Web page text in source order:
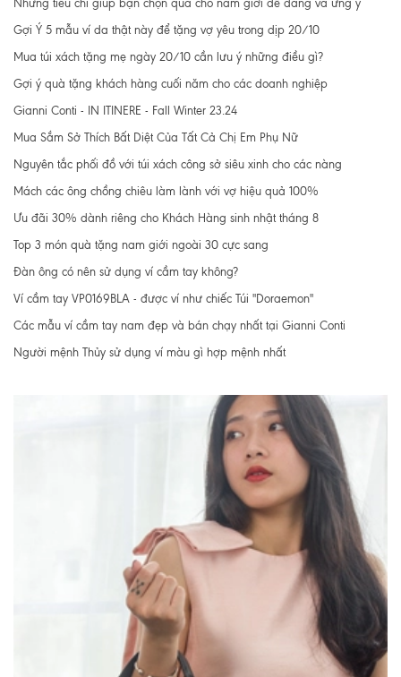
Những tiêu chí giúp bạn chọn quà cho nam giới dễ dàng và ưng ý
Gợi Ý 5 mẫu ví da thật này để tặng vợ yêu trong dịp 20/10
Mua túi xách tặng mẹ ngày 20/10 cần lưu ý những điều gì?
Gợi ý quà tặng khách hàng cuối năm cho các doanh nghiệp
Gianni Conti - IN ITINERE - Fall Winter 23.24
Mua Sắm Sở Thích Bất Diệt Của Tất Cả Chị Em Phụ Nữ
Nguyên tắc phối đồ với túi xách công sở siêu xinh cho các nàng
Mách các ông chồng chiêu làm lành với vợ hiệu quả 100%
Ưu đãi 30% dành riêng cho Khách Hàng sinh nhật tháng 8
Top 3 món quà tặng nam giới ngoài 30 cực sang
Đàn ông có nên sử dụng ví cầm tay không?
Ví cầm tay VP0169BLA - được ví như chiếc Túi "Doraemon"
Các mẫu ví cầm tay nam đẹp và bán chạy nhất tại Gianni Conti
Người mệnh Thủy sử dụng ví màu gì hợp mệnh nhất